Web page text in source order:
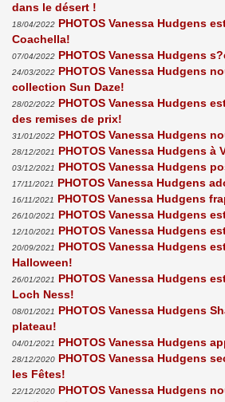
dans le désert !
18/04/2022 PHOTOS Vanessa Hudgens
Coachella!
07/04/2022 PHOTOS Vanessa Hudgens
24/03/2022 PHOTOS Vanessa Hudgens
collection Sun Daze!
28/02/2022 PHOTOS Vanessa Hudgens
des remises de prix!
31/01/2022 PHOTOS Vanessa Hudgens
28/12/2021 PHOTOS Vanessa Hudgens à
03/12/2021 PHOTOS Vanessa Hudgens
17/11/2021 PHOTOS Vanessa Hudgens
16/11/2021 PHOTOS Vanessa Hudgens
26/10/2021 PHOTOS Vanessa Hudgens
12/10/2021 PHOTOS Vanessa Hudgens
20/09/2021 PHOTOS Vanessa Hudgens
Halloween!
26/01/2021 PHOTOS Vanessa Hudgens
Loch Ness!
08/01/2021 PHOTOS Vanessa Hudgens
plateau!
04/01/2021 PHOTOS Vanessa Hudgens
28/12/2020 PHOTOS Vanessa Hudgens
les Fêtes!
22/12/2020 PHOTOS Vanessa Hudgens